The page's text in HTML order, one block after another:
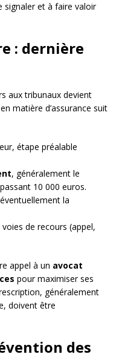
signaler et à faire valoir
: dernière
aux tribunaux devient
matière d’assurance suit
étape préalable
, généralement le
10 000 euros.
la
de recours (appel,
appel à un avocat
pour maximiser ses
généralement
doivent être
des